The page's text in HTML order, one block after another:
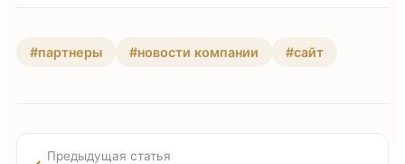
#партнеры #новости компании #сайт
Предыдущая статья